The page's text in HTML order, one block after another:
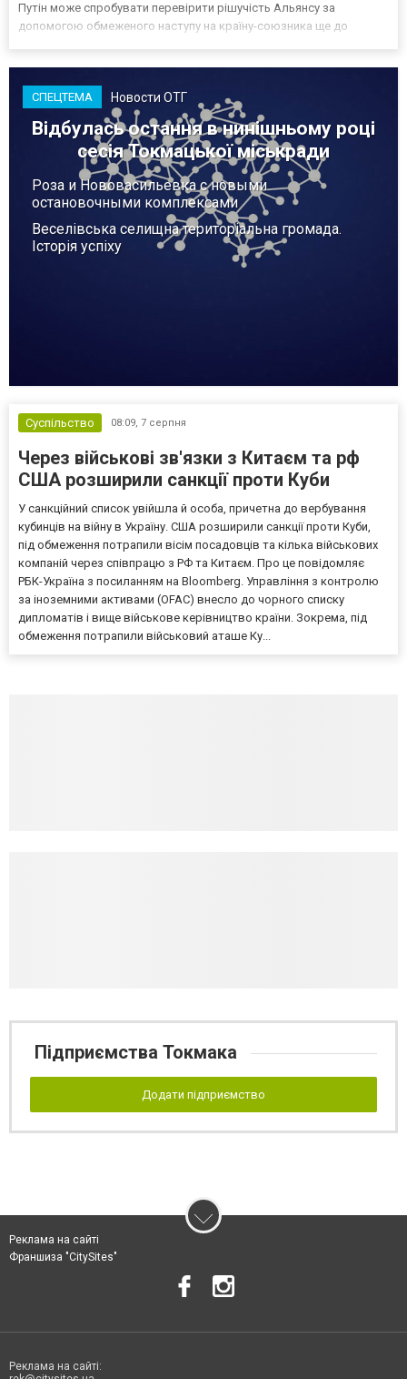
Путін може спробувати перевірити рішучість Альянсу за
допомогою обмеженого наступу на країну-союзника ще до
СПЕЦТЕМА Новости ОТГ
Відбулась остання в нинішньому році
сесія Токмацької міськради
Роза и Нововасильевка с новыми
остановочными комплексами
Веселівська селищна територіальна громада.
Історія успіху
Суспільство 08:09, 7 серпня
Через військові зв'язки з Китаєм та рф
США розширили санкції проти Куби
У санкційний список увійшла й особа, причетна до вербування
кубинців на війну в Україну. США розширили санкції проти Куби,
під обмеження потрапили вісім посадовців та кілька військових
компаній через співпрацю з РФ та Китаєм. Про це повідомляє
РБК-Україна з посиланням на Bloomberg. Управління з контролю
за іноземними активами (OFAC) внесло до чорного списку
дипломатів і вище військове керівництво країни. Зокрема, під
обмеження потрапили військовий аташе Ку...
Підприємства Токмака
Додати підприємство
Реклама на сайті
Франшиза "CitySites"
Реклама на сайті: